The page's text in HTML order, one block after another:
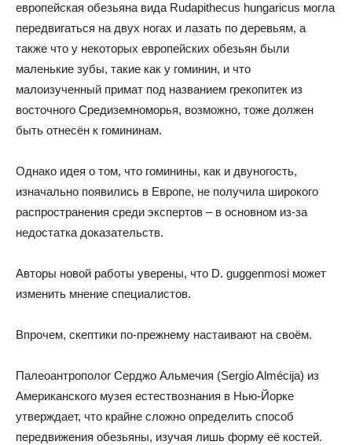
европейская обезьяна вида Rudapithecus hungaricus могла
передвигаться на двух ногах и лазать по деревьям, а
также что у некоторых европейских обезьян были
маленькие зубы, такие как у гоминин, и что
малоизученный примат под названием грекопитек из
восточного Средиземноморья, возможно, тоже должен
быть отнесён к гомининам.
Однако идея о том, что гоминины, как и двуногость,
изначально появились в Европе, не получила широкого
распространения среди экспертов – в основном из-за
недостатка доказательств.
Авторы новой работы уверены, что D. guggenmosi может
изменить мнение специалистов.
Впрочем, скептики по-прежнему настаивают на своём.
Палеоантрополог Серджо Альмечия (Sergio Almécija) из
Американского музея естествознания в Нью-Йорке
утверждает, что крайне сложно определить способ
передвижения обезьяны, изучая лишь форму её костей.